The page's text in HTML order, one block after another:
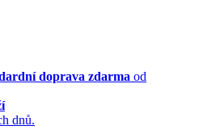
doprava zdarma od
dnů.